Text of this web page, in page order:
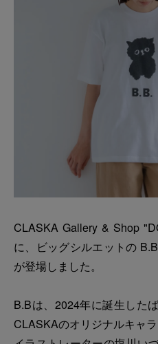
CLASKA Gallery & Shop
に、ビッグシルエットの
が登場しました。
B.Bは、2024年に誕生した
CLASKAのオリジナルキャラ